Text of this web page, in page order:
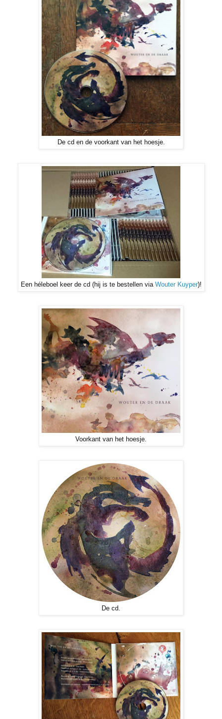
De cd en de voorkant van het hoesje.
Een héleboel keer de cd (hij is te bestellen via Wouter Kuyper)!
Voorkant van het hoesje.
De cd.